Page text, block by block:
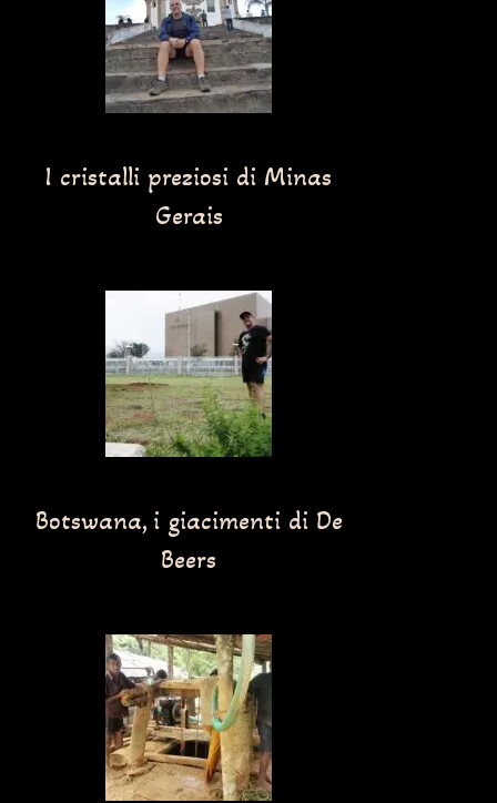
I cristalli preziosi di Minas
Gerais
Botswana, i giacimenti di De
Beers